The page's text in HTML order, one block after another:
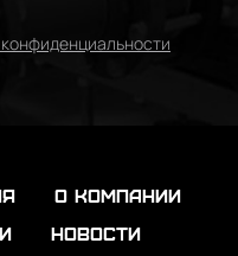
о компании
новости